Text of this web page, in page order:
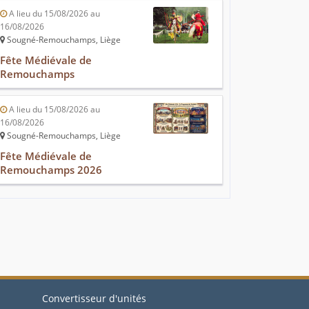
A lieu du 15/08/2026 au
16/08/2026
Sougné-Remouchamps, Liège
Fête Médiévale de
Remouchamps
A lieu du 15/08/2026 au
16/08/2026
Sougné-Remouchamps, Liège
Fête Médiévale de
Remouchamps 2026
Convertisseur d'unités